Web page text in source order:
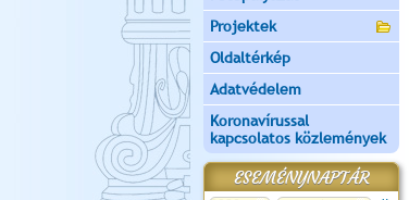
Projektek
Oldaltérkép
Adatvédelem
Koronavírussal
kapcsolatos közlemények
ESEMÉNYNAPTÁR